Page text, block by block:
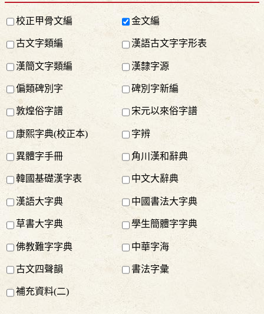
校正甲骨文編 金文編
古文字類編 漢語古文字字形表
漢簡文字類編 漢隸字源
偏類碑別字 碑別字新編
敦煌俗字譜 宋元以來俗字譜
康熙字典(校正本) 字辨
異體字手冊 角川漢和辭典
韓國基礎漢字表 中文大辭典
漢語大字典 中國書法大字典
草書大字典 學生簡體字字典
佛教難字字典 中華字海
古文四聲韻 書法字彙
補充資料(二)